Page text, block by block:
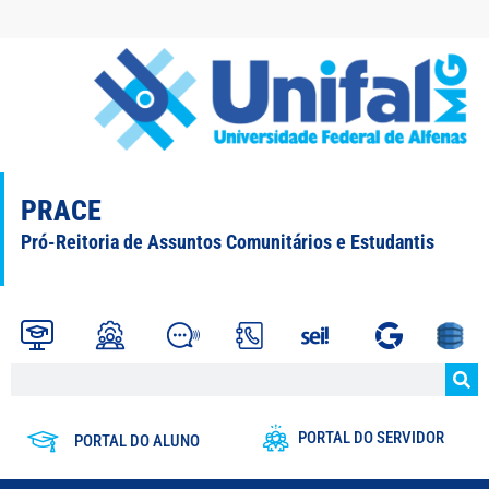
PRACE
Pró-Reitoria de Assuntos Comunitários e Estudantis
PORTAL DO ALUNO PORTAL DO SERVIDOR